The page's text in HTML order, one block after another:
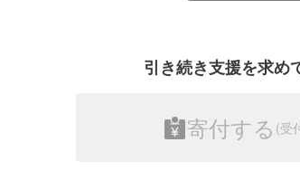
とを目指して活動し、その後迅速に支援を拡
また、国連のロジスティックス（物資輸送）
争・災害地域に救援物資を届ける役割を担っ
ズ調査の結果に基づき、特に被害の大きかっ
サガイン：約3万人に、米・豆・油・塩・栄
引き続き支援を求め
寄付する